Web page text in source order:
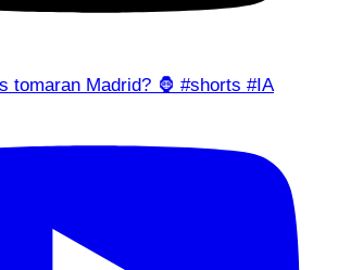
tomaran Madrid? 🦍 #shorts #IA